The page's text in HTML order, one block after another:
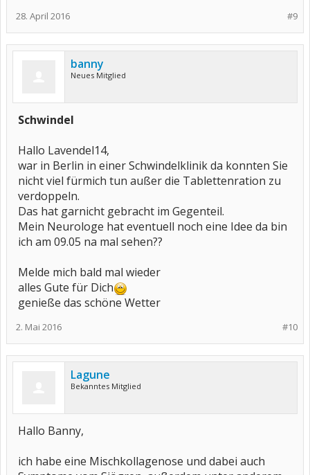
#9
28. April 2016
banny
Neues Mitglied
Schwindel
Hallo Lavendel14,
war in Berlin in einer Schwindelklinik da konnten Sie
nicht viel fürmich tun außer die Tablettenration zu
verdoppeln.
Das hat garnicht gebracht im Gegenteil.
Mein Neurologe hat eventuell noch eine Idee da bin
ich am 09.05 na mal sehen??
Melde mich bald mal wieder
alles Gute für Dich
genieße das schöne Wetter
#10
2. Mai 2016
Lagune
Bekanntes Mitglied
Hallo Banny,
ich habe eine Mischkollagenose und dabei auch